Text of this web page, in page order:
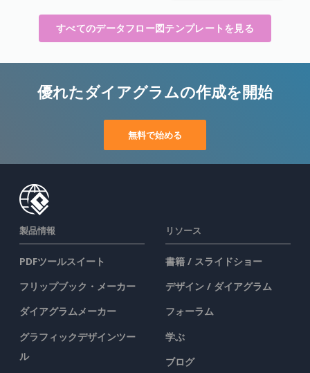
すべてのデータフロー図テンプレートを見る
優れたダイアグラムの作成を開始
無料で始める
製品情報
PDFツールスイート
フリップブック・メーカー
ダイアグラムメーカー
グラフィックデザインツー
ル
リソース
書籍 / スライドショー
デザイン / ダイアグラム
フォーラム
学ぶ
ブログ